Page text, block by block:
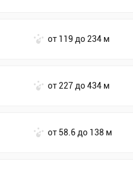
от 119 до 234 м
от 227 до 434 м
от 58.6 до 138 м